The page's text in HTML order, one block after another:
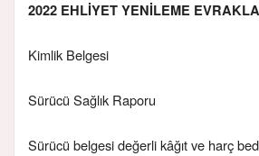
2022 EHLİYET YENİLEME
Kimlik Belgesi
Sürücü Sağlık Raporu
Sürücü belgesi değerli kâğıt ve harç